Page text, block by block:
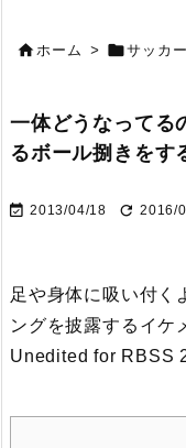
ホーム > サッカー
一体どうなってる
るボール捌きをす
 2013/04/18  2016/
足や身体に吸い付く
ングを披露するイケ
Unedited for RBSS